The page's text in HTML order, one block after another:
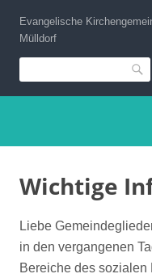
Inhalt
springen
Evangelische
Mülldorf
Suche
Wichtige
Liebe
in den vergangenen
Bereiche des sozialen